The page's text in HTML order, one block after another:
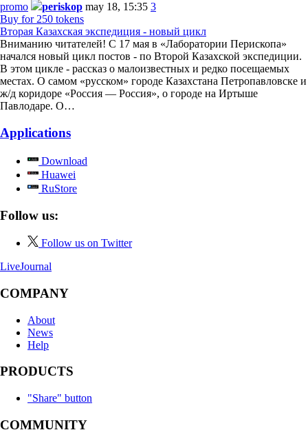
promo periskop may 18, 15:35 3
Buy for 250 tokens
Вторая Казахская экспедиция - новый цикл
Вниманию читателей! С 17 мая в «Лаборатории Перископа»
начался новый цикл постов - по Второй Казахской экспедиции.
В этом цикле - рассказ о малоизвестных и редко посещаемых
местах. О самом «русском» городе Казахстана Петропавловске и
ж/д коридоре «Россия — Россия», о городе на Иртыше
Павлодаре. О…
Applications
Download
Huawei
RuStore
Follow us:
Follow us on Twitter
LiveJournal
COMPANY
About
News
Help
PRODUCTS
"Share" button
COMMUNITY